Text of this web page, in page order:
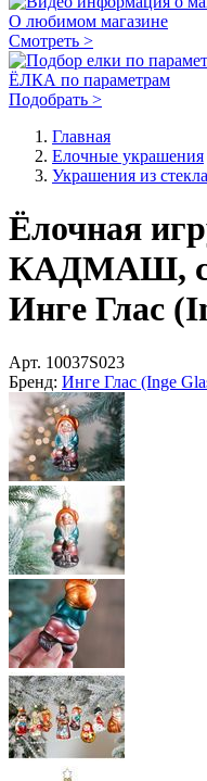
О любимом магазине
Смотреть >
ЁЛКА по параметрам
Подобрать >
Главная
Елочные украшения
Украшения из
Ёлочная
КАДМАШ,
Инге Глас
Арт. 10037S023
Бренд: Инге Глас (Inge